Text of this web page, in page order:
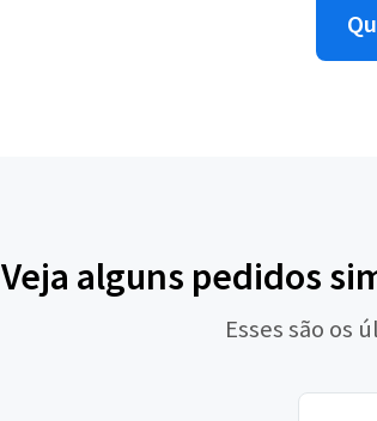
Veja alguns pedidos
Esses são os